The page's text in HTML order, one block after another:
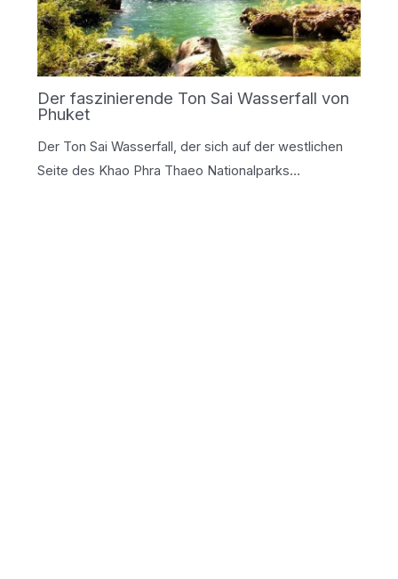
Der faszinierende Ton Sai Wasserfall von
Phuket
Der Ton Sai Wasserfall, der sich auf der westlichen
Seite des Khao Phra Thaeo Nationalparks…